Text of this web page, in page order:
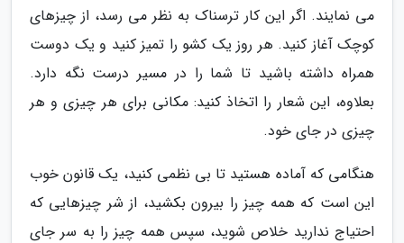
می نمایند. اگر این کار ترسناک به نظر می رسد، از چیزهای
کوچک آغاز کنید. هر روز یک کشو را تمیز کنید و یک دوست
همراه داشته باشید تا شما را در مسیر درست نگه دارد.
بعلاوه، این شعار را اتخاذ کنید: مکانی برای هر چیزی و هر
چیزی در جای خود.
هنگامی که آماده هستید تا بی نظمی کنید، یک قانون خوب
این است که همه چیز را بیرون بکشید، از شر چیزهایی که
احتیاج ندارید خلاص شوید، سپس همه چیز را به سر جای